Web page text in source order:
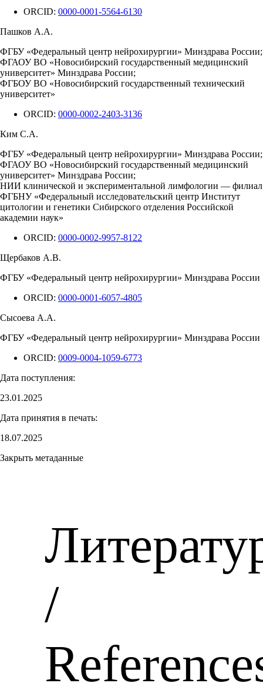
ORCID: 0000-0001-5564-6130
Пашков А.А.
ФГБУ «Федеральный центр нейрохирургии» Минздрава России;
ФГАОУ ВО «Новосибирский государственный медицинский
университет» Минздрава России;
ФГБОУ ВО «Новосибирский государственный технический
университет»
ORCID: 0000-0002-2403-3136
Ким С.А.
ФГБУ «Федеральный центр нейрохирургии» Минздрава России;
ФГАОУ ВО «Новосибирский государственный медицинский
университет» Минздрава России;
НИИ клинической и экспериментальной лимфологии — филиал
ФГБНУ «Федеральный исследовательский центр Институт
цитологии и генетики Сибирского отделения Российской
академии наук»
ORCID: 0000-0002-9957-8122
Щербаков А.В.
ФГБУ «Федеральный центр нейрохирургии» Минздрава России
ORCID: 0000-0001-6057-4805
Сысоева А.А.
ФГБУ «Федеральный центр нейрохирургии» Минздрава России
ORCID: 0009-0004-1059-6773
Дата поступления:
23.01.2025
Дата принятия в печать:
18.07.2025
Закрыть метаданные
/